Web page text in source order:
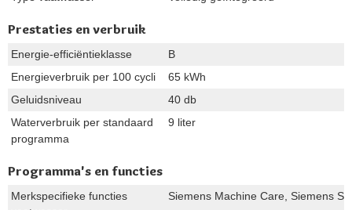
Prestaties en verbruik
Energie-efficiëntieklasse
B
Energieverbruik per 100 cycli
65 kWh
Geluidsniveau
40 db
Waterverbruik per standaard
programma
9 liter
Programma's en functies
Merkspecifieke functies
Siemens Machine Care, Siemens